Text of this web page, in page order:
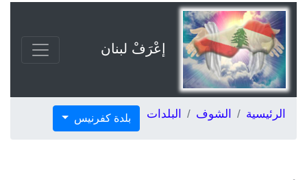
إعْرَفْ لبنان
الرئيسية الشوف البلدات بلدة كفرنيس